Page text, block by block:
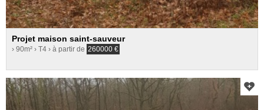
Projet maison saint-sauveur
› 90m² › T4 › à partir de 260000 €